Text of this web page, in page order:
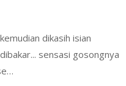
dikasih isian
sensasi gosongnya